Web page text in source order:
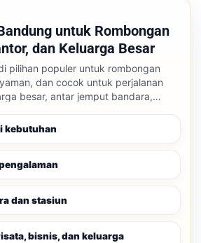
untuk Rombongan
dan Keluarga Besar
pilihan populer untuk rombongan
dan cocok untuk perjalanan
besar, antar jemput bandara,
kebutuhan
dan stasiun
bisnis, dan keluarga